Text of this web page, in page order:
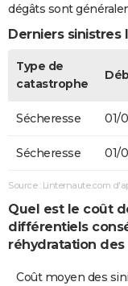
dégâts sont
Derniers sinistres
Type de
catastrophe
Sécheresse 01/
Sécheresse 01/
Source : Linternaute.com
Quel est le coût
différentiels
réhydratation des
Coût moyen des